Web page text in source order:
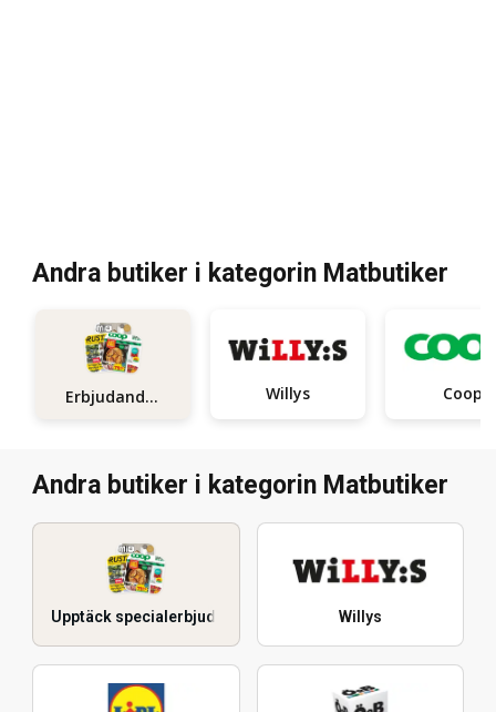
Andra butiker i kategorin Matbutiker
Erbjudanden Willys Coop
Andra butiker i kategorin Matbutiker
Upptäck specialerbjudanden Willys